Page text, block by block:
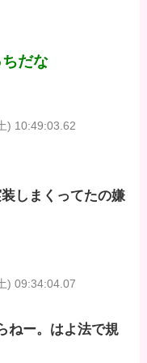
だな
) 10:49:03.62
しまくってたの嫌
) 09:34:04.07
ねー。はよ法で規